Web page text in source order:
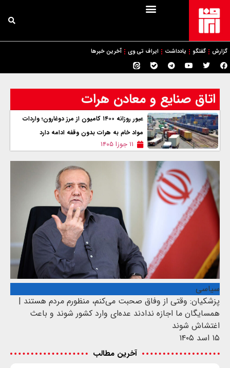
گزارش گفتگو یادداشت ایراف تی وی آخرین خبرها
اتاق صنایع و معادن هرات
عبور روزانه ۱۴۰۰ کامیون از مرز دوغارون؛ واردات
مواد خام به هرات بدون وقفه ادامه دارد
۱۱ جوزا ۱۴۰۵
سیاسی
پزشکیان: وقتی از وفاق صحبت می‌کنم، منظورم مردم هستند |
همسایگان ما اجازه ندادند عده‌ای وارد کشور شوند و باعث
اغتشاش شوند
۱۵ اسد ۱۴۰۵
آخرین مطالب